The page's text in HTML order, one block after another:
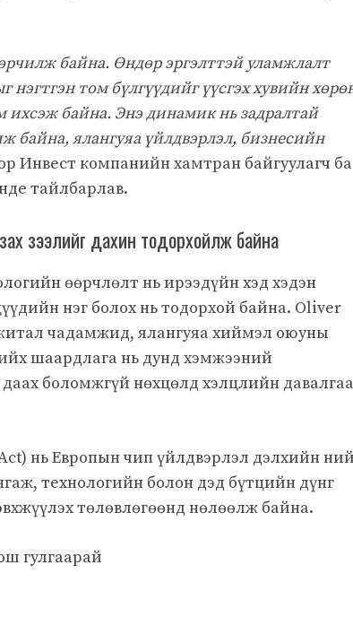
байна. Өндөр эргэлттэй уламжлалт
нэгтгэн том бүлгүүдийг үүсгэх хувийн
байна. Энэ динамик нь задралтай
байна, ялангуяа үйлдвэрлэл, бизнесийн
Инвест компанийн хамтран байгуулагч ба
тайлбарлав.
зээлийг дахин тодорхойлж байна
өөрчлөлт нь ирээдүйн хэд хэдэн
нэг болох нь тодорхой байна. Oliver
чадамжид, ялангуяа хиймэл оюуны
шаардлага нь дунд хэмжээний
боломжгүй нөхцөлд хэлцлийн давалгаа
нь Европын чип үйлдвэрлэл дэлхийн
технологийн болон дэд бүтцийн дүнг
төлөвлөгөөнд нөлөөлж байна.
гулгаарай